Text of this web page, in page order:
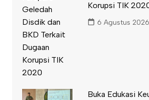
Korupsi TIK
6 Agustus 2026
Buka Edukasi